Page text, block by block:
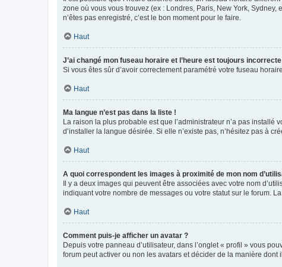
zone où vous vous trouvez (ex : Londres, Paris, New York,
n’êtes pas enregistré, c’est le bon moment pour le faire.
Haut
J’ai changé mon fuseau horaire et l’heure est toujours incorrecte
Si vous êtes sûr d’avoir correctement paramétré votre fuseau
Haut
Ma langue n’est pas dans la liste !
La raison la plus probable est que l’administrateur n’a pas
d’installer la langue désirée. Si elle n’existe pas, n’hésitez pas à
Haut
A quoi correspondent les images à proximité de mon nom
Il y a deux images qui peuvent être associées avec votre nom
indiquant votre nombre de messages ou votre statut sur le forum.
Haut
Comment puis-je afficher un avatar ?
Depuis votre panneau d’utilisateur, dans l’onglet « profil » vous
forum peut activer ou non les avatars et décider de la manière